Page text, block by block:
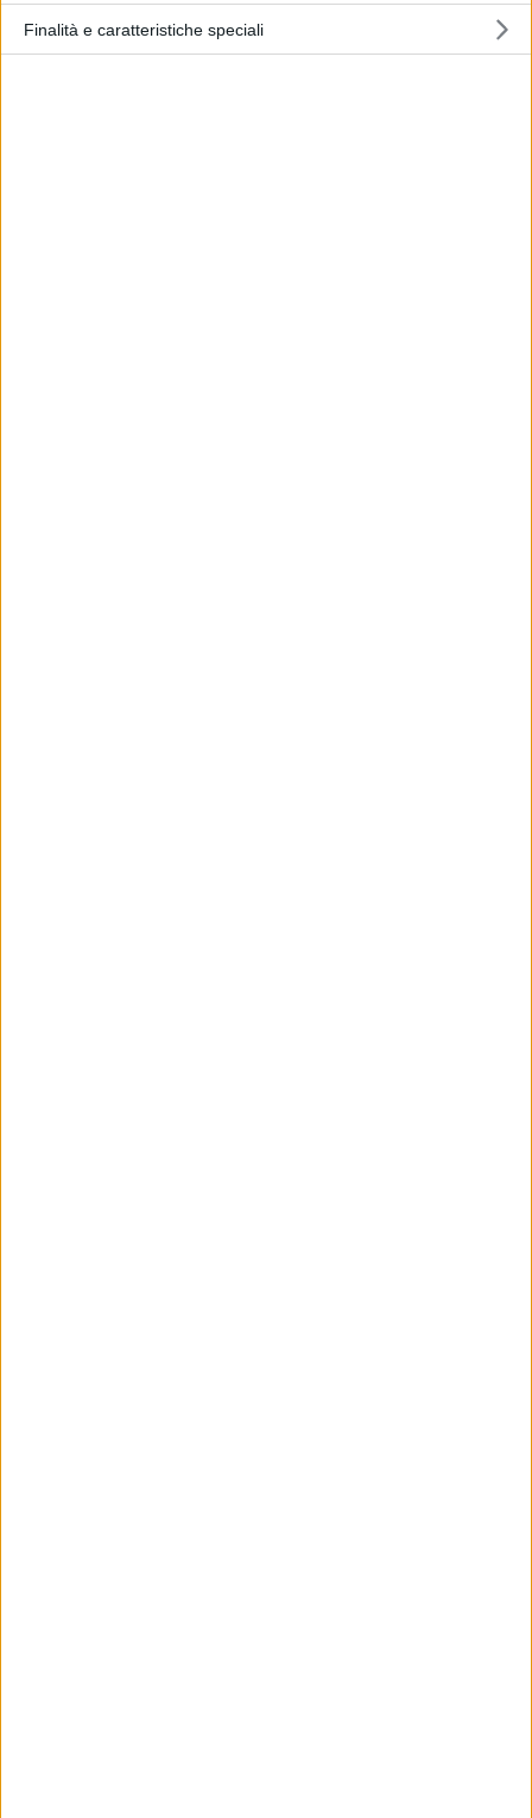
Finalità e caratteristiche speciali
futuro e puntano a crescere
privati per allinearli ai
redditi degli inquilini